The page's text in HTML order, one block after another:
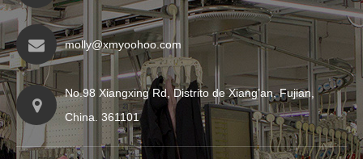
molly@xmyoohoo.com
No.98 Xiangxing Rd, Distrito de Xiang’an, Fujian,
China. 361101